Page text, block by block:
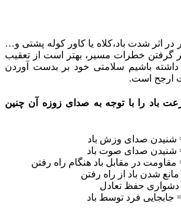
در اثر شدت باد،کلاه یا کاور کوله پشتی و…
گرفتن خطرات مسیر، بهتر است از تعقیب
داشته باشیم سلامتی خود بر بدست آوردن
ارجح است.
باد را با توجه به صدای زوزه آن چنین